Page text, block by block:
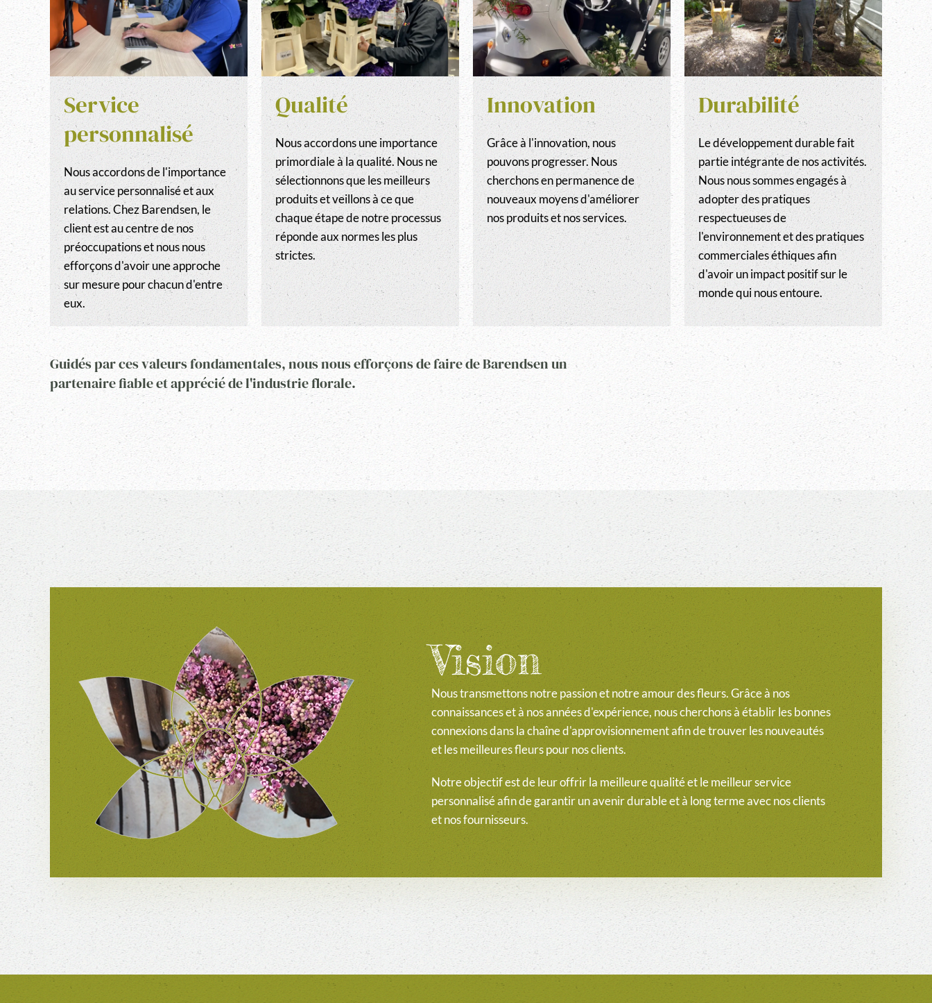
Service
personnalisé
Nous accordons de l'importance
au service personnalisé et aux
relations. Chez Barendsen, le
client est au centre de nos
préoccupations et nous nous
efforçons d'avoir une approche
sur mesure pour chacun d'entre
eux.
Qualité
Nous accordons une importance
primordiale à la qualité. Nous ne
sélectionnons que les meilleurs
produits et veillons à ce que
chaque étape de notre processus
réponde aux normes les plus
strictes.
Innovation
Grâce à l'innovation, nous
pouvons progresser. Nous
cherchons en permanence de
nouveaux moyens d'améliorer
nos produits et nos services.
Durabilité
Le développement durable fait
partie intégrante de nos activités.
Nous nous sommes engagés à
adopter des pratiques
respectueuses de
l'environnement et des pratiques
commerciales éthiques afin
d'avoir un impact positif sur le
monde qui nous entoure.
Guidés par ces valeurs fondamentales, nous nous efforçons de faire de Barendsen un
partenaire fiable et apprécié de l'industrie florale.
Vision
Nous transmettons notre passion et notre amour des fleurs. Grâce à nos
connaissances et à nos années d'expérience, nous cherchons à établir les bonnes
connexions dans la chaîne d'approvisionnement afin de trouver les nouveautés
et les meilleures fleurs pour nos clients.
Notre objectif est de leur offrir la meilleure qualité et le meilleur service
personnalisé afin de garantir un avenir durable et à long terme avec nos clients
et nos fournisseurs.